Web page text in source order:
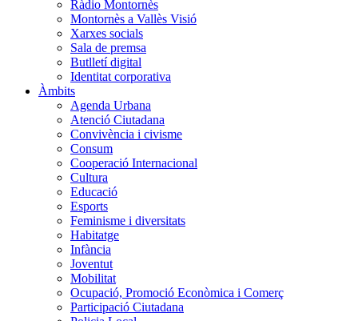
Ràdio Montornès
Montornès a Vallès Visió
Xarxes socials
Sala de premsa
Butlletí digital
Identitat corporativa
Àmbits
Agenda Urbana
Atenció Ciutadana
Convivència i civisme
Consum
Cooperació Internacional
Cultura
Educació
Esports
Feminisme i diversitats
Habitatge
Infància
Joventut
Mobilitat
Ocupació, Promoció Econòmica i Comerç
Participació Ciutadana